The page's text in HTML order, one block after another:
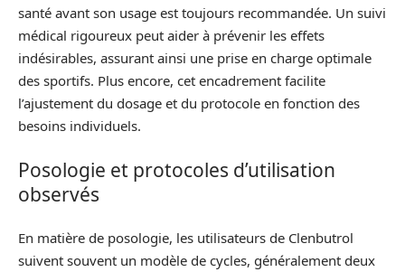
santé avant son usage est toujours recommandée. Un suivi
médical rigoureux peut aider à prévenir les effets
indésirables, assurant ainsi une prise en charge optimale
des sportifs. Plus encore, cet encadrement facilite
l’ajustement du dosage et du protocole en fonction des
besoins individuels.
Posologie et protocoles d’utilisation
observés
En matière de posologie, les utilisateurs de Clenbutrol
suivent souvent un modèle de cycles, généralement deux